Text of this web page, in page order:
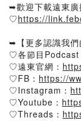
➥歡迎下載遠東廣
♡https://
➥【更多認識我們
♡各節目Podcast
♡遠東官網：
♡FB： https://
♡Instagram：
♡Youtube：
♡Threads：